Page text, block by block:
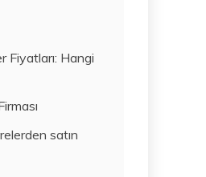
Fiyatları: Hangi
satın